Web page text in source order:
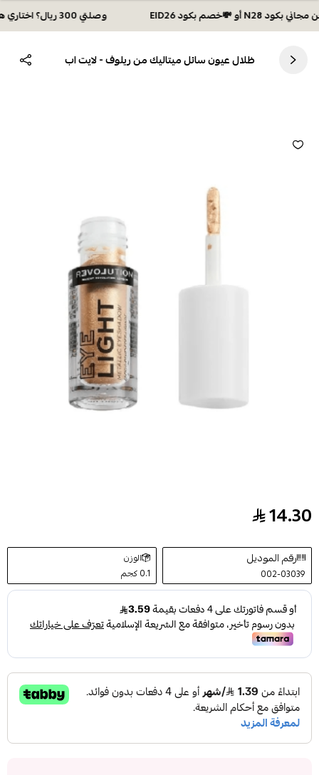
وصلتي 300 ريال؟ اختاري هديتك :🏍 شحن مجاني بكود N28 أو 💸خصم بكود EID26
ظلال عيون سائل ميتاليك من ريلوف - لايت اب
ظلال عيون سائل ميتاليك من ريلوف - لايت اب
14.30
رقم الموديل
002-03039
الوزن
0.1 كجم